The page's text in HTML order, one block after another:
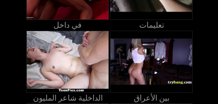
في داخل تعليمات
الداخلية شاعر المليون بين الأعراق